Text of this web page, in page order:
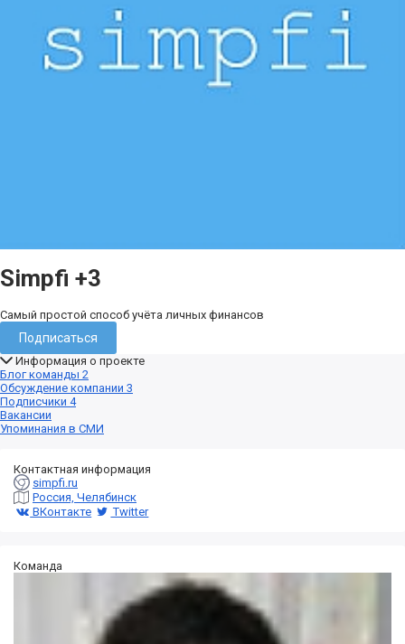
Simpfi +3
Самый простой способ учёта личных финансов
Подписаться
Информация о проекте
Блог команды 2
Обсуждение компании 3
Подписчики 4
Вакансии
Упоминания в СМИ
Контактная информация
simpfi.ru
Россия, Челябинск
ВКонтакте
Twitter
Команда